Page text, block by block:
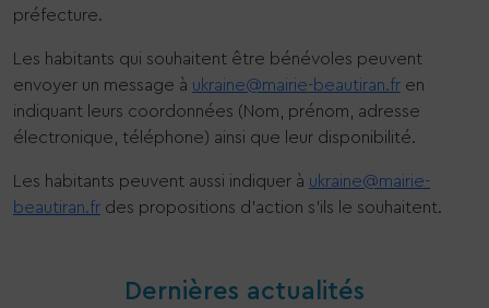
préfecture.
Les habitants qui souhaitent être bénévoles peuvent
envoyer un message à ukraine@mairie-beautiran.fr en
indiquant leurs coordonnées (Nom, prénom, adresse
électronique, téléphone) ainsi que leur disponibilité.
Les habitants peuvent aussi indiquer à ukraine@mairie-
beautiran.fr des propositions d’action s’ils le souhaitent.
Dernières actualités